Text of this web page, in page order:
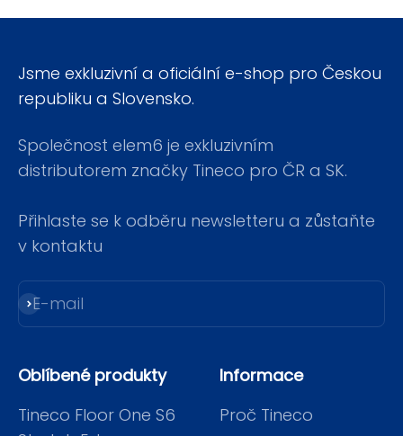
Jsme exkluzivní a oficiální e-shop pro Českou
republiku a Slovensko.
Společnost elem6 je exkluzivním
distributorem značky Tineco pro ČR a SK.
Přihlaste se k odběru newsletteru a zůstaňte
v kontaktu
E-mail
Přihlásit se k odběru
Oblíbené produkty
Tineco Floor One S6
Informace
Proč Tineco